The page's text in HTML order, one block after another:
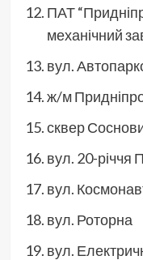
ПАТ
механічний
вул.
ж/м
сквер
вул. 20-річчя
вул.
вул. Роторна
вул.